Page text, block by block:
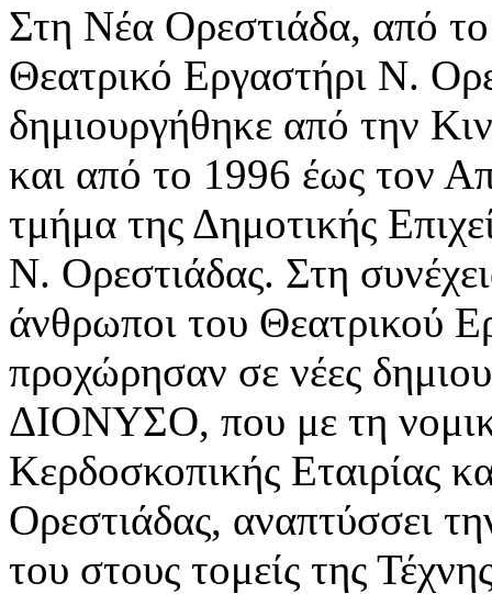
Στη Νέα Ορεστιάδα, από το
Θεατρικό Εργαστήρι Ν.
δημιουργήθηκε από την
και από το 1996 έως τον
τμήμα της Δημοτικής
Ν. Ορεστιάδας. Στη
άνθρωποι του Θεατρικού
προχώρησαν σε νέες
ΔΙΟΝΥΣΟ, που με τη
Κερδοσκοπικής Εταιρίας
Ορεστιάδας, αναπτύσσει
του στους τομείς της